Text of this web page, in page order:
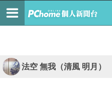
法空 無我（清風 明月）